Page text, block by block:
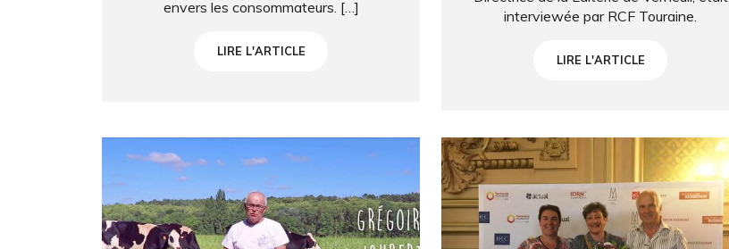
envers les consommateurs. […]
LIRE L'ARTICLE
interviewée par RCF Touraine.
LIRE L'ARTICLE